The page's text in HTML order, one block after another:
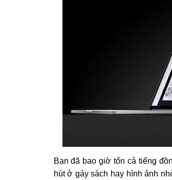
Bạn đã bao giờ tốn cả tiếng
hút ở gáy sách hay hình ảnh